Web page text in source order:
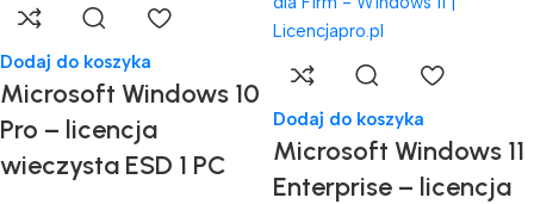
Dodaj do koszyka
Microsoft Windows 10
Pro – licencja
wieczysta ESD 1 PC
Dodaj do koszyka
Microsoft Windows 11
Enterprise – licencja